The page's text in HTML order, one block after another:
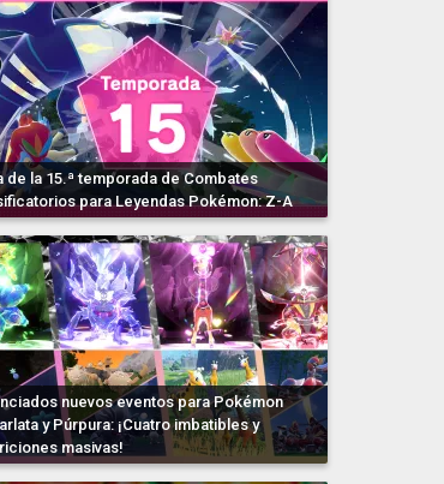
de la 15.ª temporada de Combates
para Leyendas Pokémon: Z-A
nuevos eventos para Pokémon
y Púrpura: ¡Cuatro imbatibles y
masivas!